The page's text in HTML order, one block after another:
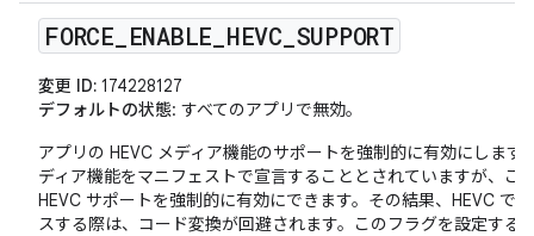
FORCE ENABLE HEVC SUPPORT
変更 ID: 174228127
デフォルトの状態: すべてのアプリで無効。
アプリの HEVC メディア機能のサポートを強制的に有効にしま
ディア機能をマニフェストで宣言することとされていますが、こ
HEVC サポートを強制的に有効にできます。その結果、HEVC で
スする際は、コード変換が回避されます。このフラグを設定する